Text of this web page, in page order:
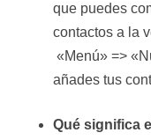
que puedes
contactos a la
«Menú» =>
añades tus
Qué significa